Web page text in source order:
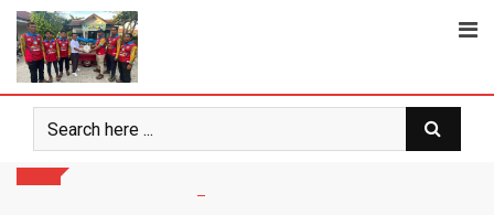
Skip
content